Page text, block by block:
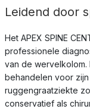
Leidend door
Het APEX SPINE
professionele
van de
behandelen voor
ruggengraatziekte
conservatief als